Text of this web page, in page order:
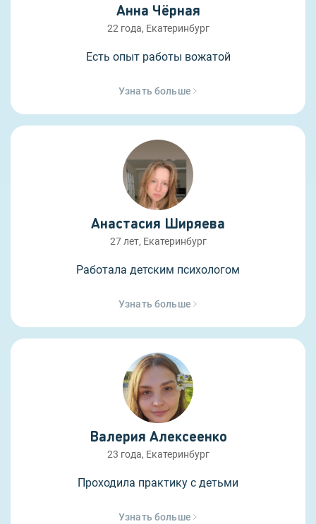
Анна Чёрная
22 года, Екатеринбург
Есть опыт работы вожатой
Узнать больше
Анастасия Ширяева
27 лет, Екатеринбург
Работала детским психологом
Узнать больше
Валерия Алексеенко
23 года, Екатеринбург
Проходила практику с детьми
Узнать больше